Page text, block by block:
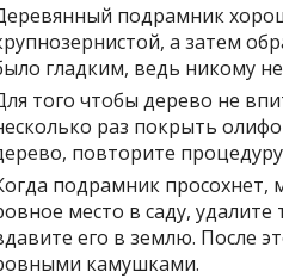
подрамник
а затем
гладким, ведь никому не
того чтобы дерево не
раз покрыть
повторите
подрамник
место в саду,
его в землю. После
камушками.